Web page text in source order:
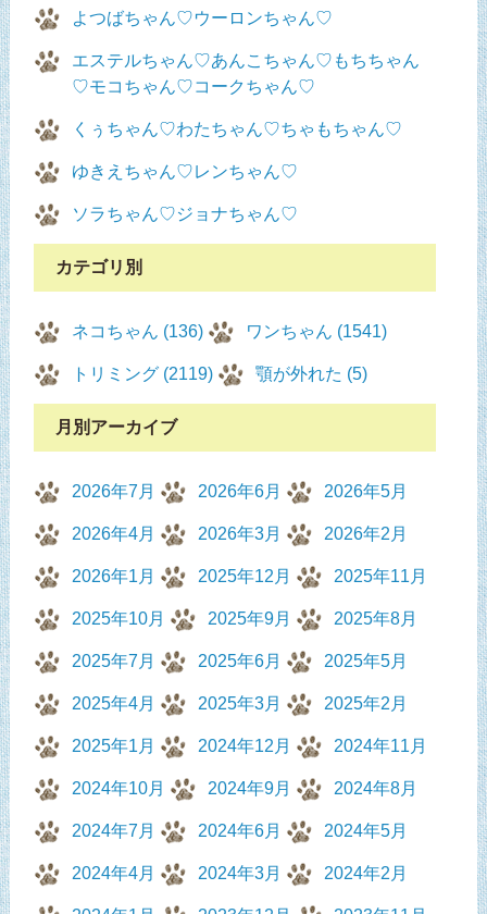
よつばちゃん♡ウーロンちゃん♡
エステルちゃん♡あんこちゃん♡もちちゃん
♡モコちゃん♡コークちゃん♡
くぅちゃん♡わたちゃん♡ちゃもちゃん♡
ゆきえちゃん♡レンちゃん♡
ソラちゃん♡ジョナちゃん♡
カテゴリ別
ネコちゃん (136) ワンちゃん (1541)
トリミング (2119) 顎が外れた (5)
月別アーカイブ
2026年7月 2026年6月 2026年5月
2026年4月 2026年3月 2026年2月
2026年1月 2025年12月 2025年11月
2025年10月 2025年9月 2025年8月
2025年7月 2025年6月 2025年5月
2025年4月 2025年3月 2025年2月
2025年1月 2024年12月 2024年11月
2024年10月 2024年9月 2024年8月
2024年7月 2024年6月 2024年5月
2024年4月 2024年3月 2024年2月